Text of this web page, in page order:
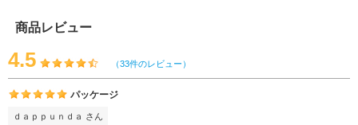
商品レビュー
4.5 （33件のレビュー）
パッケージ
ｄａｐｐｕｎｄａ さん